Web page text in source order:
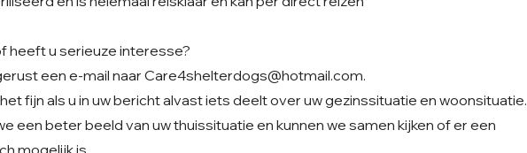
heeft u serieuze interesse?
een e-mail naar Care4shelterdogs@hotmail.com.
fijn als u in uw bericht alvast iets deelt over uw gezinssituatie en woonsituatie.
een beter beeld van uw thuissituatie en kunnen we samen kijken of er een
mogelijk is.